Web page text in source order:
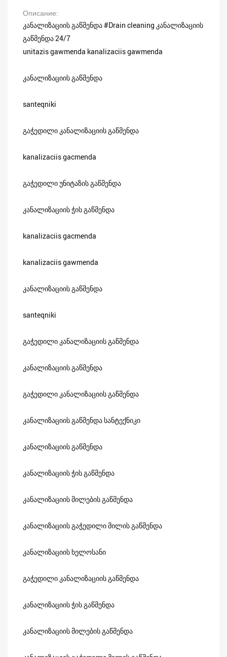
Описание
კანალიზაციის გაწმენდა #Drain cleaning კანალიზაციის
გაწმენდა 24/7
unitazis gawmenda kanalizaciis gawmenda
კანალიზაციის გაწმენდა
santeqniki
გაჭედილი კანალიზაციის გაწმენდა
kanalizaciis gacmenda
გაჭედილი უნიტაზის გაწმენდა
კანალიზაციის ჭის გაწმენდა
kanalizaciis gacmenda
kanalizaciis gawmenda
კანალიზაციის გაწმენდა
santeqniki
გაჭედილი კანალიზაციის გაწმენდა
კანალიზაციის გაწმენდა
გაჭედილი კანალიზაციის გაწმენდა
კანალიზაციის გაწმენდა სანტექნიკი
კანალიზაციის გაწმენდა
კანალიზაციის ჭის გაწმენდა
კანალიზაციის მილების გაწმენდა
კანალიზაციის გაჭედილი მილის გაწმენდა
კანალიზაციის ხელოსანი
გაჭედილი კანალიზაციის გაწმენდა
კანალიზაციის ჭის გაწმენდა
კანალიზაციის მილების გაწმენდა